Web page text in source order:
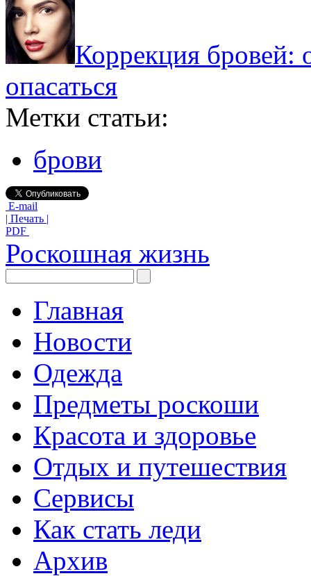
Коррекция бровей:
опасаться
Метки статьи:
брови
E-mail
| Печать |
PDF
Роскошная жизнь
Главная
Новости
Одежда
Предметы роскоши
Красота и здоровье
Отдых и путешествия
Сервисы
Как стать леди
Архив